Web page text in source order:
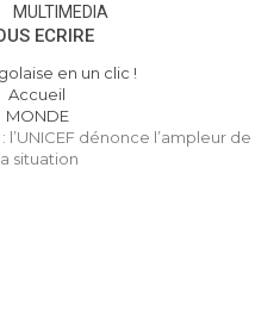
MULTIMEDIA
ECRIRE
Accueil
MONDE
l’UNICEF dénonce l’ampleur de
situation